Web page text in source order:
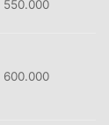
550.000
600.000